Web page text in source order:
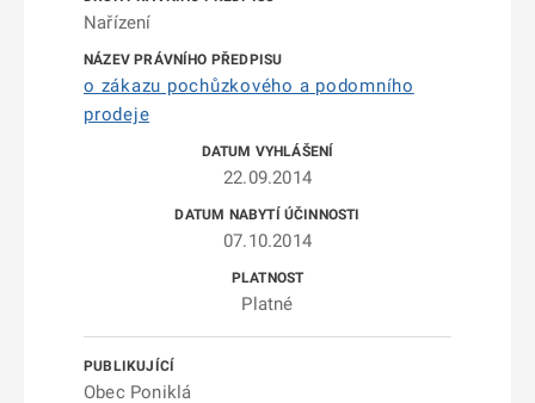
Nařízení
o zákazu pochůzkového a podomního
prodeje
22.09.2014
07.10.2014
Platné
Obec Poniklá